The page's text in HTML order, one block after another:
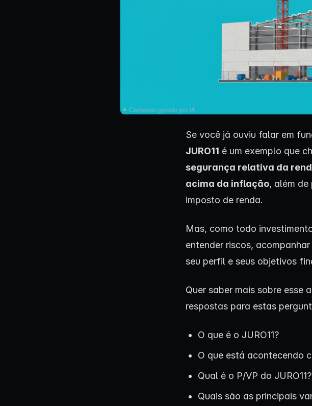
Se você já ouviu falar em
JURO11 é um exemplo que
segurança relativa da
acima da inflação, além de
imposto de renda.
Mas, como todo
entender riscos,
seu perfil e seus objetivos
Quer saber mais sobre esse
respostas para estas
O que é o JURO11?
O que está acontecendo
Qual é o P/VP do JURO11?
Quais são as principais